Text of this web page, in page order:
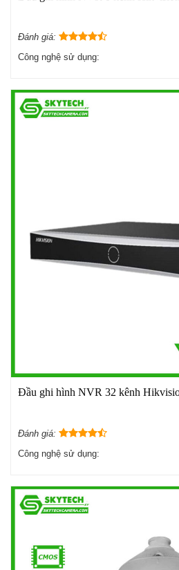
Đánh giá:
Công nghệ sử dụng:
Đầu ghi hình NVR 32 kênh
Đánh giá:
Công nghệ sử dụng: